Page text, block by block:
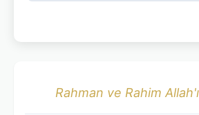
Rahman ve Rahim